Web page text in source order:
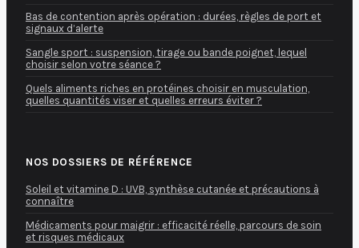
Bas de contention après opération : durées, règles de port et
signaux d’alerte
Sangle sport : suspension, tirage ou bande poignet, lequel
choisir selon votre séance ?
Quels aliments riches en protéines choisir en musculation,
quelles quantités viser et quelles erreurs éviter ?
NOS DOSSIERS DE RÉFÉRENCE
Soleil et vitamine D : UVB, synthèse cutanée et précautions à
connaître
Médicaments pour maigrir : efficacité réelle, parcours de soin
et risques médicaux